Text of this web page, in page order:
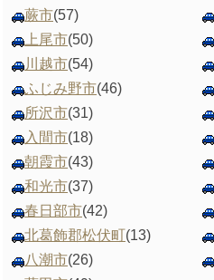
蕨市(57)
上尾市(50)
川越市(54)
ふじみ野市(46)
所沢市(31)
入間市(18)
朝霞市(43)
和光市(37)
春日部市(42)
北葛飾郡松伏町(13)
八潮市(26)